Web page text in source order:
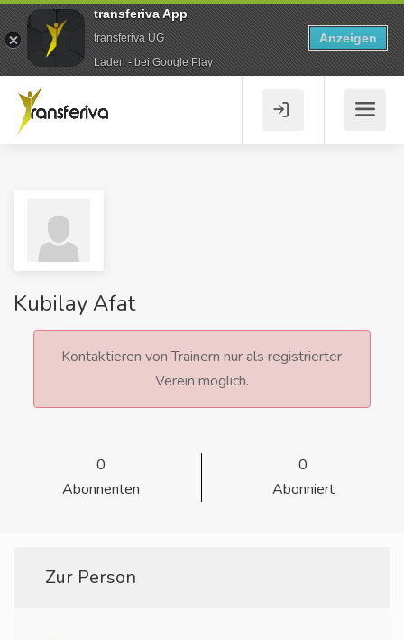
Kubilay Afat
Kontaktieren von Trainern nur als registrierter
Verein möglich.
0
Abonnenten
0
Abonniert
Zur Person
transferiva App
transferiva UG
Laden - bei Google Play
Anzeigen